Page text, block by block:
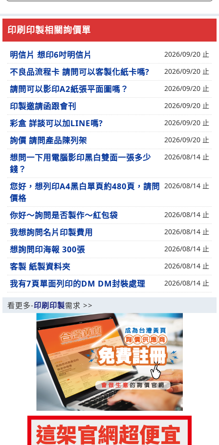
印刷印製相關詢價單
明信片 想印6吋明信片 2026/09/20 止
不良品流程卡 請問可以客製化紙卡嗎? 2026/09/20 止
請問可以影印A2紙張平面圖嗎？ 2026/09/20 止
印製邀請函跟會刊 2026/09/20 止
彩盒 詳談可以加LINE嗎? 2026/09/20 止
詢價 請問產品陳列架 2026/09/20 止
想問一下用電腦影印黑白雙面一張多少
錢？
2026/08/14 止
您好，想列印A4黑白單頁約480頁，請問
價格
2026/08/14 止
你好～詢問是否製作～紅包袋 2026/08/14 止
我想詢問名片印製費用 2026/08/14 止
想詢問印海報 300張 2026/08/14 止
客製 紙製資料夾 2026/08/14 止
我有7頁單面列印的DM DM封裝處理 2026/08/14 止
看更多-印刷印製需求 >>